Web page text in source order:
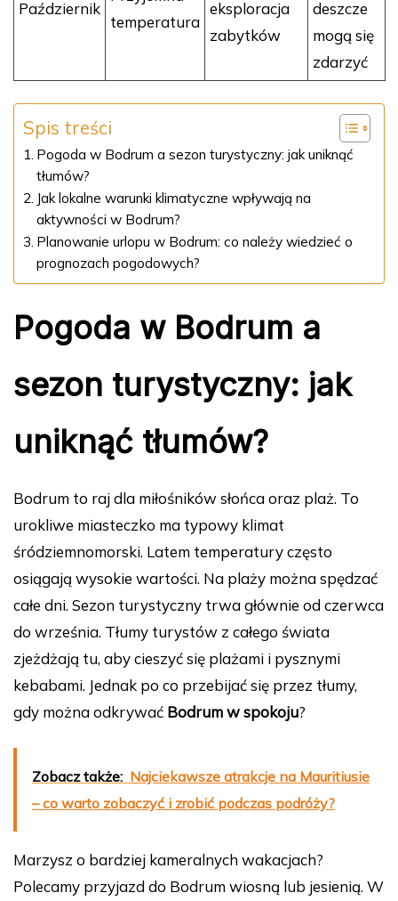
Październik
temperatura
eksploracja
zabytków
deszcze
mogą się
zdarzyć
Spis treści
Pogoda w Bodrum a sezon turystyczny: jak uniknąć
tłumów?
Jak lokalne warunki klimatyczne wpływają na
aktywności w Bodrum?
Planowanie urlopu w Bodrum: co należy wiedzieć o
prognozach pogodowych?
Pogoda w Bodrum a
sezon turystyczny: jak
uniknąć tłumów?
Bodrum to raj dla miłośników słońca oraz plaż. To
urokliwe miasteczko ma typowy klimat
śródziemnomorski. Latem temperatury często
osiągają wysokie wartości. Na plaży można spędzać
całe dni. Sezon turystyczny trwa głównie od czerwca
do września. Tłumy turystów z całego świata
zjeżdżają tu, aby cieszyć się plażami i pysznymi
kebabami. Jednak po co przebijać się przez tłumy,
gdy można odkrywać Bodrum w spokoju?
Zobacz także: Najciekawsze atrakcje na Mauritiusie
– co warto zobaczyć i zrobić podczas podróży?
Marzysz o bardziej kameralnych wakacjach?
Polecamy przyjazd do Bodrum wiosną lub jesienią. W